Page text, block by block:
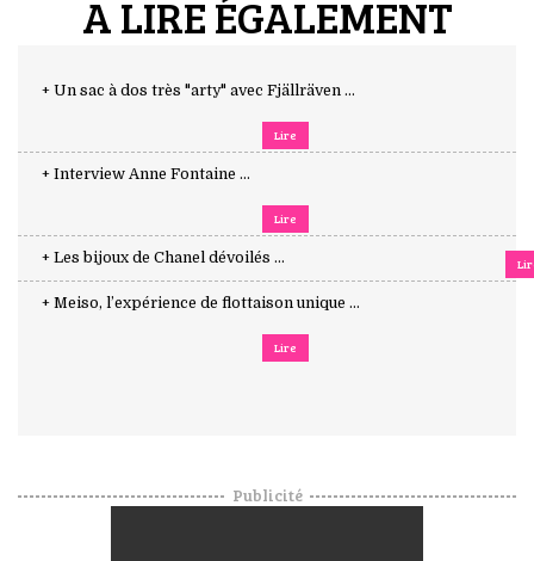
A LIRE ÉGALEMENT
+ Un sac à dos très "arty" avec Fjällräven ...
Lire
+ Interview Anne Fontaine ...
Lire
+ Les bijoux de Chanel dévoilés ...
+ Meiso, l’expérience de flottaison unique ...
Lire
Publicité